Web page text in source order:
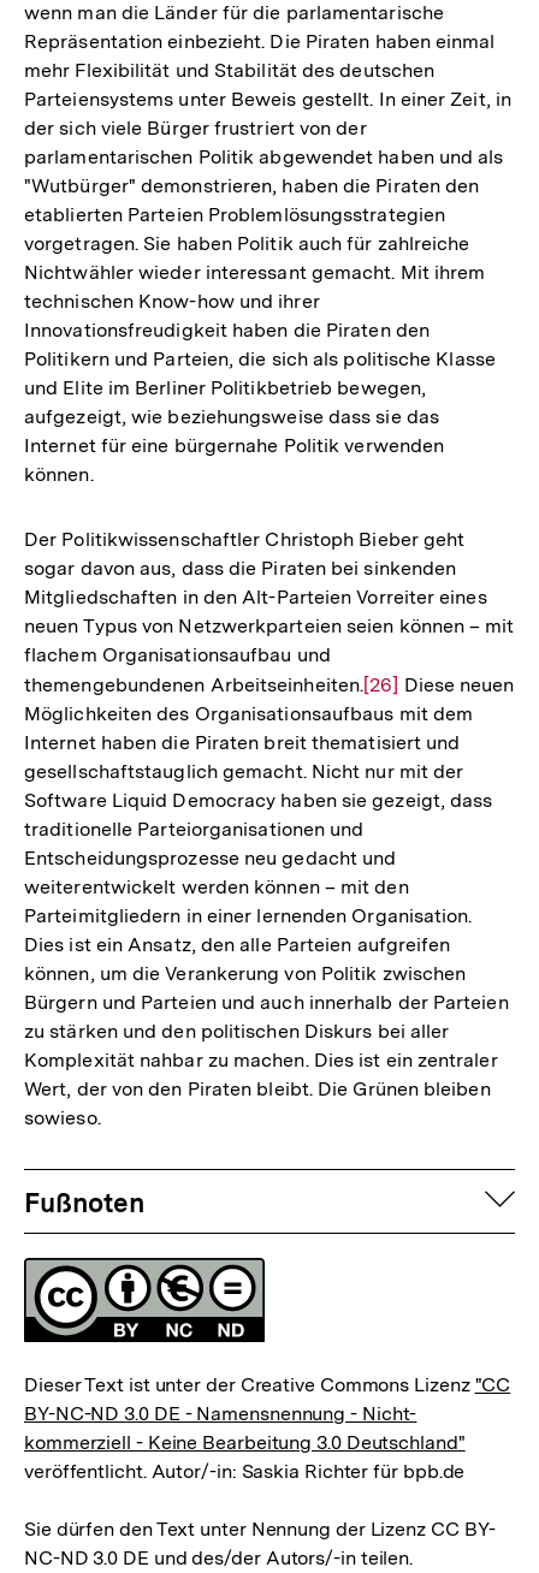
wenn man die Länder für die parlamentarische
Repräsentation einbezieht. Die Piraten haben einmal
mehr Flexibilität und Stabilität des deutschen
Parteiensystems unter Beweis gestellt. In einer Zeit, in
der sich viele Bürger frustriert von der
parlamentarischen Politik abgewendet haben und als
"Wutbürger" demonstrieren, haben die Piraten den
etablierten Parteien Problemlösungsstrategien
vorgetragen. Sie haben Politik auch für zahlreiche
Nichtwähler wieder interessant gemacht. Mit ihrem
technischen Know-how und ihrer
Innovationsfreudigkeit haben die Piraten den
Politikern und Parteien, die sich als politische Klasse
und Elite im Berliner Politikbetrieb bewegen,
aufgezeigt, wie beziehungsweise dass sie das
Internet für eine bürgernahe Politik verwenden
können.
Der Politikwissenschaftler Christoph Bieber geht
sogar davon aus, dass die Piraten bei sinkenden
Mitgliedschaften in den Alt-Parteien Vorreiter eines
neuen Typus von Netzwerkparteien seien können – mit
flachem Organisationsaufbau und
themengebundenen Arbeitseinheiten.Zur
Auflösung
der
Fußnote
[26] Diese neuen
Möglichkeiten des Organisationsaufbaus mit dem
Internet haben die Piraten breit thematisiert und
gesellschaftstauglich gemacht. Nicht nur mit der
Software Liquid Democracy haben sie gezeigt, dass
traditionelle Parteiorganisationen und
Entscheidungsprozesse neu gedacht und
weiterentwickelt werden können – mit den
Parteimitgliedern in einer lernenden Organisation.
Dies ist ein Ansatz, den alle Parteien aufgreifen
können, um die Verankerung von Politik zwischen
Bürgern und Parteien und auch innerhalb der Parteien
zu stärken und den politischen Diskurs bei aller
Komplexität nahbar zu machen. Dies ist ein zentraler
Wert, der von den Piraten bleibt. Die Grünen bleiben
sowieso.
Fussnoten
Fußnoten
Lizenz
Dieser Text ist unter der Creative Commons Lizenz "CC
BY-NC-ND 3.0 DE - Namensnennung - Nicht-
kommerziell - Keine Bearbeitung 3.0 Deutschland"
veröffentlicht. Autor/-in: Saskia Richter für bpb.de
Sie dürfen den Text unter Nennung der Lizenz CC BY-
NC-ND 3.0 DE und des/der Autors/-in teilen.